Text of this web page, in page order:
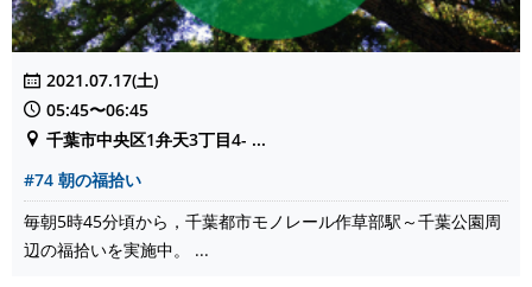
2021.07.17(土)
05:45〜06:45
千葉市中央区1弁天3丁目4- ...
#74 朝の福拾い
毎朝5時45分頃から，千葉都市モノレール作草部駅～千葉公園周
辺の福拾いを実施中。 ...